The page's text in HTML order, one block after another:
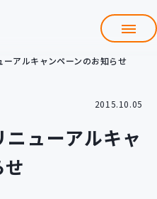
Git導入支援
アルキャンペーンのお知らせ
2015.10.05
ューアルキャ